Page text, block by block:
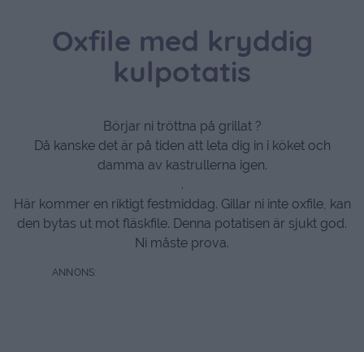
Oxfile med kryddig
kulpotatis
Börjar ni tröttna på grillat ?
Då kanske det är på tiden att leta dig in i köket och
damma av kastrullerna igen.
.
Här kommer en riktigt festmiddag. Gillar ni inte oxfile, kan
den bytas ut mot fläskfile. Denna potatisen är sjukt god.
Ni måste prova.